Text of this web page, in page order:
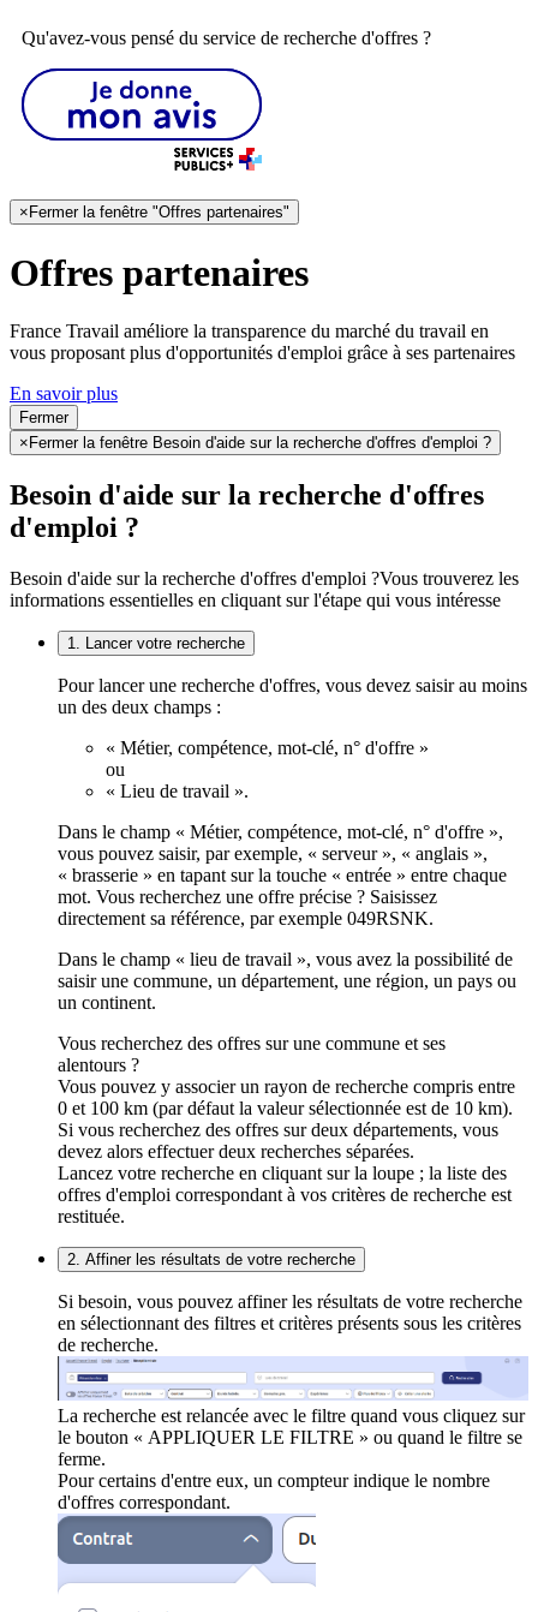
Qu'avez-vous pensé du service de recherche d'offres ?
× Fermer la fenêtre "Offres partenaires"
Offres partenaires
France Travail améliore la transparence du marché du travail en
vous proposant plus d'opportunités d'emploi grâce à ses partenaires
En savoir plus
Fermer
× Fermer la fenêtre Besoin d'aide sur la recherche d'offres d'emploi ?
Besoin d'aide sur la recherche d'offres
d'emploi ?
Besoin d'aide sur la recherche d'offres d'emploi ?Vous trouverez les
informations essentielles en cliquant sur l'étape qui vous intéresse
1. Lancer votre recherche
Pour lancer une recherche d'offres, vous devez saisir au moins
un des deux champs :
« Métier, compétence, mot-clé, n° d'offre »
ou
« Lieu de travail ».
Dans le champ « Métier, compétence, mot-clé, n° d'offre »,
vous pouvez saisir, par exemple, « serveur », « anglais »,
« brasserie » en tapant sur la touche « entrée » entre chaque
mot. Vous recherchez une offre précise ? Saisissez
directement sa référence, par exemple 049RSNK.
Dans le champ « lieu de travail », vous avez la possibilité de
saisir une commune, un département, une région, un pays ou
un continent.
Vous recherchez des offres sur une commune et ses
alentours ?
Vous pouvez y associer un rayon de recherche compris entre
0 et 100 km (par défaut la valeur sélectionnée est de 10 km).
Si vous recherchez des offres sur deux départements, vous
devez alors effectuer deux recherches séparées.
Lancez votre recherche en cliquant sur la loupe ; la liste des
offres d'emploi correspondant à vos critères de recherche est
restituée.
2. Affiner les résultats de votre recherche
Si besoin, vous pouvez affiner les résultats de votre recherche
en sélectionnant des filtres et critères présents sous les critères
de recherche.
La recherche est relancée avec le filtre quand vous cliquez sur
le bouton « APPLIQUER LE FILTRE » ou quand le filtre se
ferme.
Pour certains d'entre eux, un compteur indique le nombre
d'offres correspondant.